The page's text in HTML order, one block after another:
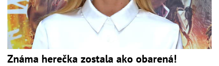
Známa herečka zostala ako obarená!